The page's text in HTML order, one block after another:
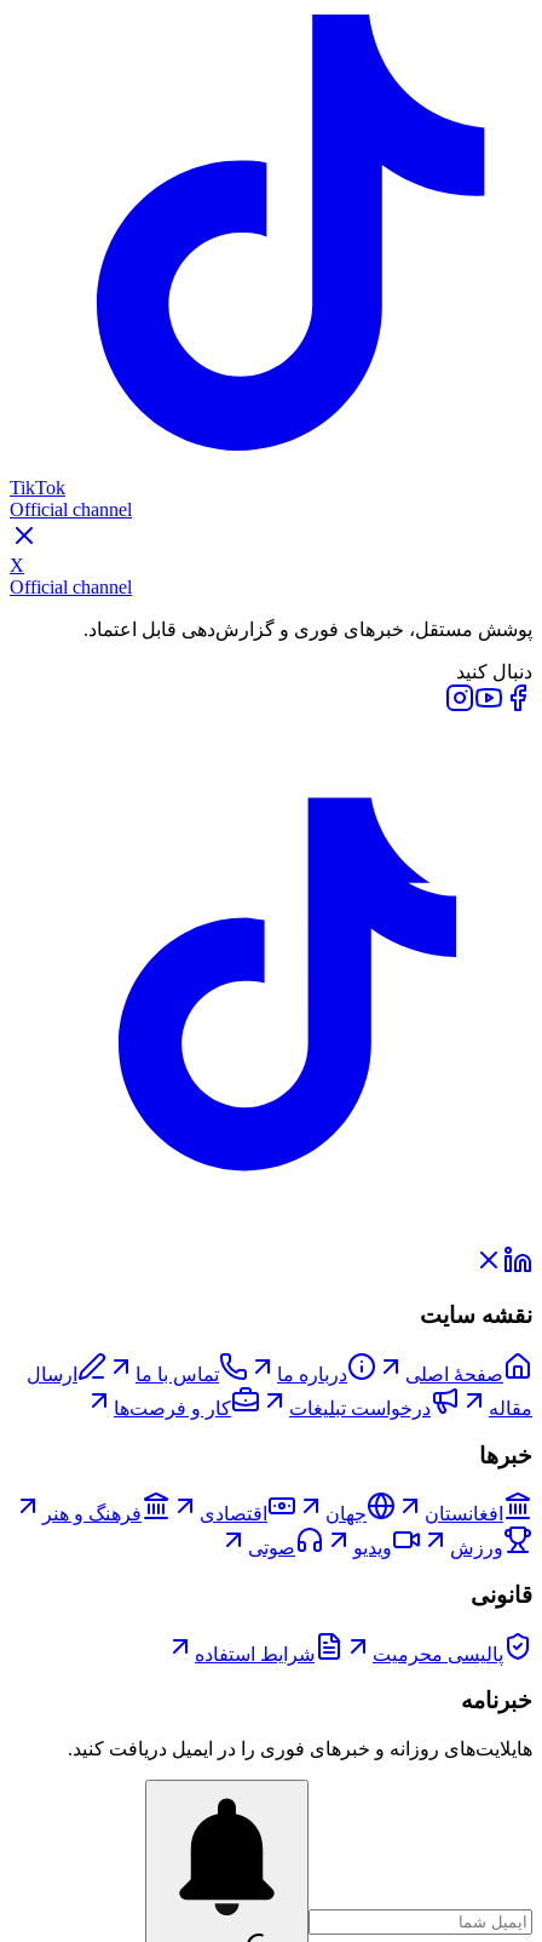
TikTok
Official channel
X
Official channel
پوشش مستقل، خبرهای فوری و گزارش‌دهی قابل اعتماد.
دنبال کنید
نقشه سایت
صفحۀ اصلی درباره ما تماس با ما
ارسال
مقاله
درخواست تبلیغات کار و فرصت‌ها
خبرها
افغانستان جهان اقتصادی
فرهنگ و هنر
ورزش
ویدیو صوتی
قانونی
پالیسی محرمیت شرایط استفاده
خبرنامه
هایلایت‌های روزانه و خبرهای فوری را در ایمیل دریافت کنید.